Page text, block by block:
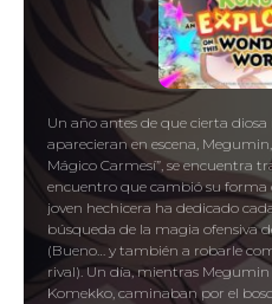
Un año antes de que cierta
aparecieran en escena,
Mágico Carmesí”, se encuentra
encuentro que cambió su forma
joven hechicera ha dedicado
búsqueda de la magia ofensiva
(Bueno… y también a robarle
rival). Un día, mientras
Komekko, caminaban por el